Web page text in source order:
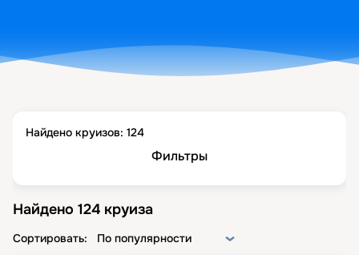
Найдено круизов: 124
Фильтры
Найдено 124 круиза
Сортировать: По популярности